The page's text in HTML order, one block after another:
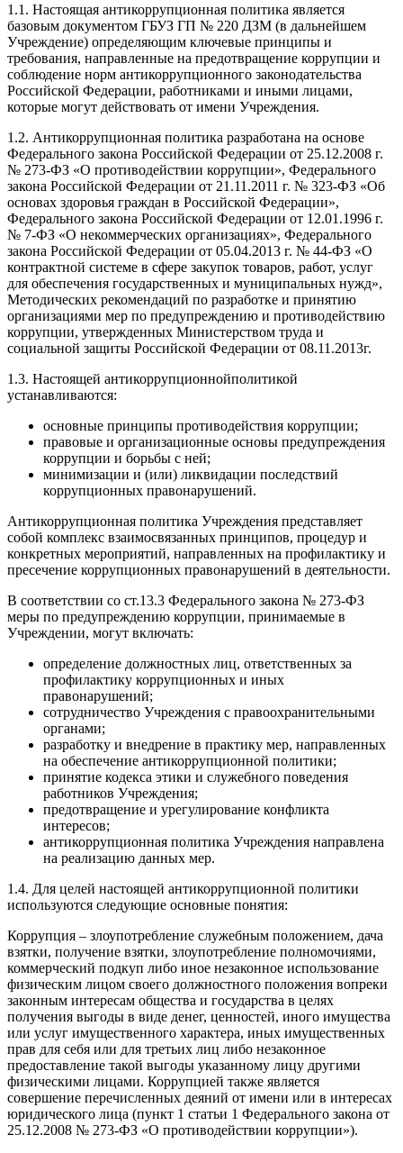
1.1. Настоящая антикоррупционная политика является
базовым документом ГБУЗ ГП № 220 ДЗМ (в дальнейшем
Учреждение) определяющим ключевые принципы и
требования, направленные на предотвращение коррупции и
соблюдение норм антикоррупционного законодательства
Российской Федерации, работниками и иными лицами,
которые могут действовать от имени Учреждения.
1.2. Антикоррупционная политика разработана на основе
Федерального закона Российской Федерации от 25.12.2008 г.
№ 273-ФЗ «О противодействии коррупции», Федерального
закона Российской Федерации от 21.11.2011 г. № 323-ФЗ «Об
основах здоровья граждан в Российской Федерации»,
Федерального закона Российской Федерации от 12.01.1996 г.
№ 7-ФЗ «О некоммерческих организациях», Федерального
закона Российской Федерации от 05.04.2013 г. № 44-ФЗ «О
контрактной системе в сфере закупок товаров, работ, услуг
для обеспечения государственных и муниципальных нужд»,
Методических рекомендаций по разработке и принятию
организациями мер по предупреждению и противодействию
коррупции, утвержденных Министерством труда и
социальной защиты Российской Федерации от 08.11.2013г.
1.3. Настоящей антикоррупционнойполитикой
устанавливаются:
основные принципы противодействия коррупции;
правовые и организационные основы предупреждения
коррупции и борьбы с ней;
минимизации и (или) ликвидации последствий
коррупционных правонарушений.
Антикоррупционная политика Учреждения представляет
собой комплекс взаимосвязанных принципов, процедур и
конкретных мероприятий, направленных на профилактику и
пресечение коррупционных правонарушений в деятельности.
В соответствии со ст.13.3 Федерального закона № 273-ФЗ
меры по предупреждению коррупции, принимаемые в
Учреждении, могут включать:
определение должностных лиц, ответственных за
профилактику коррупционных и иных
правонарушений;
сотрудничество Учреждения с правоохранительными
органами;
разработку и внедрение в практику мер, направленных
на обеспечение антикоррупционной политики;
принятие кодекса этики и служебного поведения
работников Учреждения;
предотвращение и урегулирование конфликта
интересов;
антикоррупционная политика Учреждения направлена
на реализацию данных мер.
1.4. Для целей настоящей антикоррупционной политики
используются следующие основные понятия:
Коррупция – злоупотребление служебным положением, дача
взятки, получение взятки, злоупотребление полномочиями,
коммерческий подкуп либо иное незаконное использование
физическим лицом своего должностного положения вопреки
законным интересам общества и государства в целях
получения выгоды в виде денег, ценностей, иного имущества
или услуг имущественного характера, иных имущественных
прав для себя или для третьих лиц либо незаконное
предоставление такой выгоды указанному лицу другими
физическими лицами. Коррупцией также является
совершение перечисленных деяний от имени или в интересах
юридического лица (пункт 1 статьи 1 Федерального закона от
25.12.2008 № 273-ФЗ «О противодействии коррупции»).